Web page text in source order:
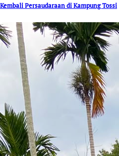
Kembali Persaudaraan di Kampung Tossi